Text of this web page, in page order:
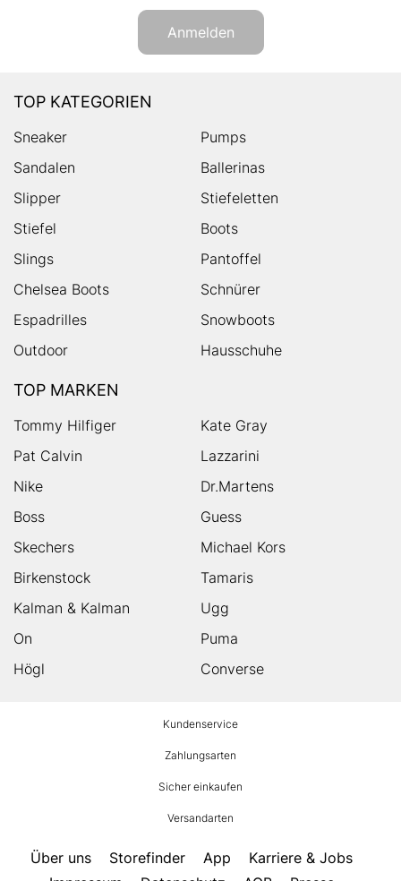
Anmelden
TOP KATEGORIEN
Sneaker
Pumps
Sandalen
Ballerinas
Slipper
Stiefeletten
Stiefel
Boots
Slings
Pantoffel
Chelsea Boots
Schnürer
Espadrilles
Snowboots
Outdoor
Hausschuhe
TOP MARKEN
Tommy Hilfiger
Kate Gray
Pat Calvin
Lazzarini
Nike
Dr.Martens
Boss
Guess
Skechers
Michael Kors
Birkenstock
Tamaris
Kalman & Kalman
Ugg
On
Puma
Högl
Converse
Kundenservice
Zahlungsarten
Sicher einkaufen
Versandarten
Über uns Storefinder App
Karriere & Jobs